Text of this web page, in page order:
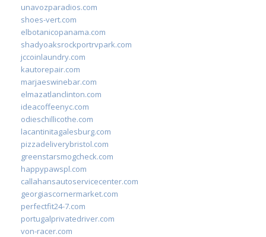
unavozparadios.com
shoes-vert.com
elbotanicopanama.com
shadyoaksrockportrvpark.com
jccoinlaundry.com
kautorepair.com
marjaeswinebar.com
elmazatlanclinton.com
ideacoffeenyc.com
odieschillicothe.com
lacantinitagalesburg.com
pizzadeliverybristol.com
greenstarsmogcheck.com
happypawspl.com
callahansautoservicecenter.com
georgiascornermarket.com
perfectfit24-7.com
portugalprivatedriver.com
von-racer.com